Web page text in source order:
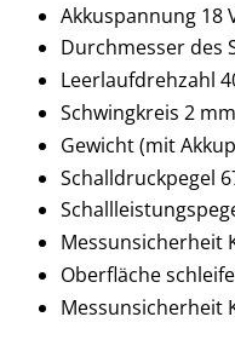
Akkuspannung 18
Durchmesser des
Leerlaufdrehzahl
Schwingkreis 2 mm
Gewicht (mit
Schalldruckpegel
Messunsicherheit
Oberfläche
Messunsicherheit